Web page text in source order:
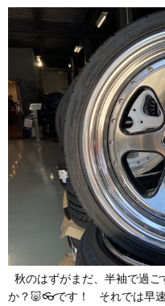
秋のはずがまだ、半袖で過
か？🐷👓です！ それでは早